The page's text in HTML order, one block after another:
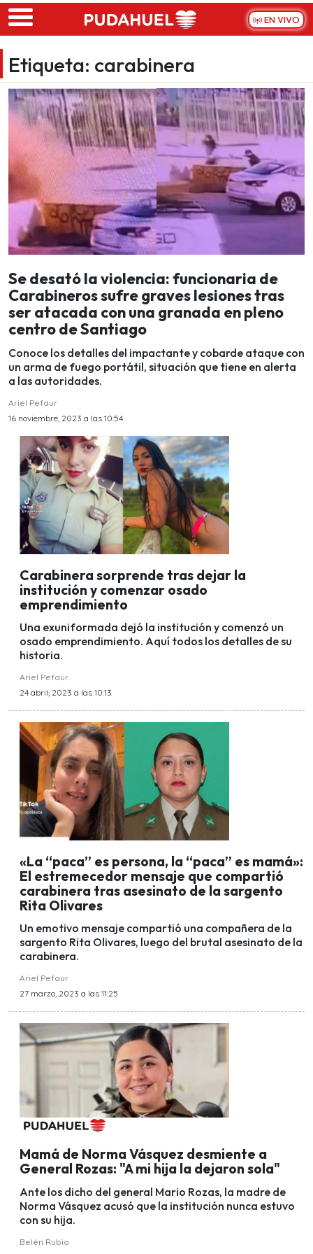
Skip to main content
EN VIVO
Etiqueta: carabinera
Se desató la violencia: funcionaria de
Carabineros sufre graves lesiones tras
ser atacada con una granada en pleno
centro de Santiago
Conoce los detalles del impactante y cobarde ataque con
un arma de fuego portátil, situación que tiene en alerta
a las autoridades.
Ariel Pefaur
16 noviembre, 2023 a las 10:54
Carabinera sorprende tras dejar la
institución y comenzar osado
emprendimiento
Una exuniformada dejó la institución y comenzó un
osado emprendimiento. Aquí todos los detalles de su
historia.
Ariel Pefaur
24 abril, 2023 a las 10:13
«La “paca” es persona, la “paca” es mamá»:
El estremecedor mensaje que compartió
carabinera tras asesinato de la sargento
Rita Olivares
Un emotivo mensaje compartió una compañera de la
sargento Rita Olivares, luego del brutal asesinato de la
carabinera.
Ariel Pefaur
27 marzo, 2023 a las 11:25
Mamá de Norma Vásquez desmiente a
General Rozas: "A mi hija la dejaron sola"
Ante los dicho del general Mario Rozas, la madre de
Norma Vásquez acusó que la institución nunca estuvo
con su hija.
Belén Rubio